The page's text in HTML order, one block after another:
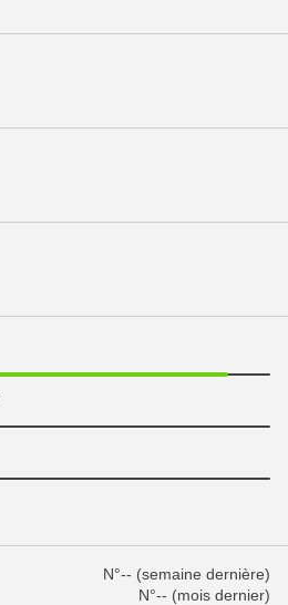
N°-- (semaine dernière)
N°-- (mois dernier)